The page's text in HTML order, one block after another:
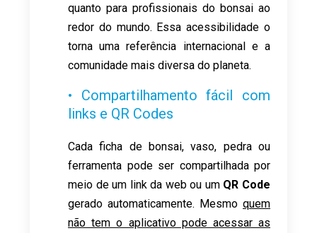
quanto para profissionais do bonsai ao
redor do mundo. Essa acessibilidade o
torna uma referência internacional e a
comunidade mais diversa do planeta.
• Compartilhamento fácil com
links e QR Codes
Cada ficha de bonsai, vaso, pedra ou
ferramenta pode ser compartilhada por
meio de um link da web ou um QR Code
gerado automaticamente. Mesmo quem
não tem o aplicativo pode acessar as